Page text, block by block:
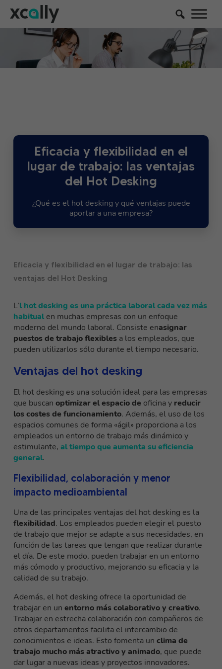
Eficacia y flexibilidad en el
lugar de trabajo: las ventajas
del Hot Desking
¿Qué es el hot desking y qué ventajas puede
aportar a una empresa?
Eficacia y flexibilidad en el lugar de trabajo: las
ventajas del Hot Desking
L’l hot desking es una práctica laboral cada vez más
habitualen muchas empresas con un enfoque
moderno del mundo laboral. Consiste enasignar
puestos de trabajo flexibles a los empleados, que
pueden utilizarlos sólo durante el tiempo necesario.
Ventajas del hot desking
El hot desking es una solución ideal para las empresas
que buscan optimizar el espacio de oficina y reducir
los costes de funcionamiento. Además, el uso de los
espacios comunes de forma «ágil» proporciona a los
empleados un entorno de trabajo más dinámico y
estimulante, al tiempo que aumenta su eficiencia
general.
Flexibilidad, colaboración y menor
impacto medioambiental
Una de las principales ventajas del hot desking es la
flexibilidad. Los empleados pueden elegir el puesto
de trabajo que mejor se adapte a sus necesidades, en
función de las tareas que tengan que realizar durante
el día. De este modo, pueden trabajar en un entorno
más cómodo y productivo, mejorando su eficacia y la
calidad de su trabajo.
Además, el hot desking ofrece la oportunidad de
trabajar en un entorno más colaborativo y creativo.
Trabajar en estrecha colaboración con compañeros de
otros departamentos facilita el intercambio de
conocimientos e ideas. Esto fomenta un clima de
trabajo mucho más atractivo y animado, que puede
dar lugar a nuevas ideas y proyectos innovadores.